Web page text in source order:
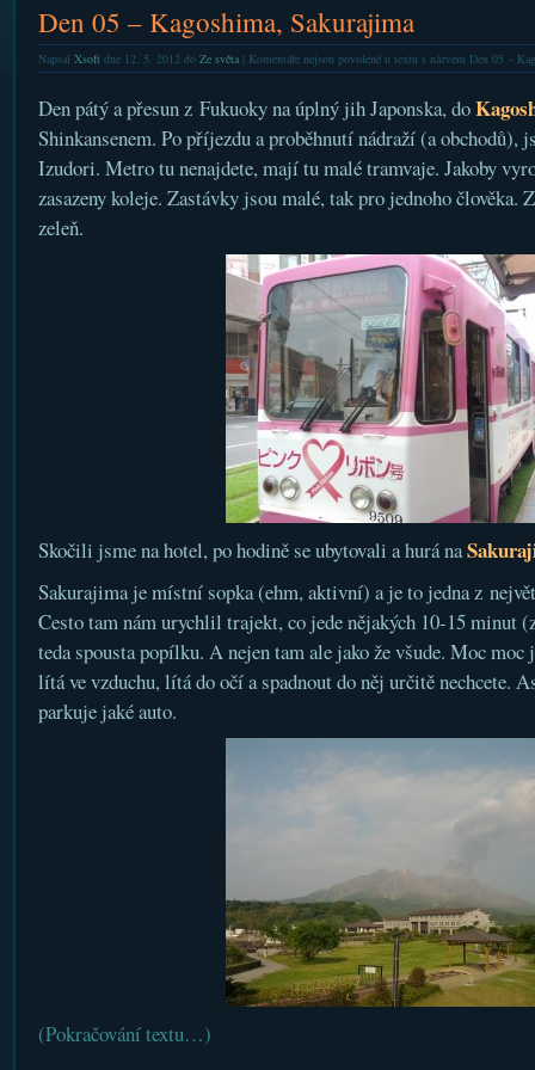
Den 05 – Kagoshima, Sakurajima
Napsal Xsoftdne 12. 5. 2012 do Ze světa| Komentáře nejsou povolenéu textu s názvem Den 05 –
Den pátý a přesun z Fukuoky na úplný jih Japonska, do
Shinkansenem. Po příjezdu a proběhnutí nádraží (a obchodů),
Izudori. Metro tu nenajdete, mají tu malé tramvaje. Jakoby
zasazeny koleje. Zastávky jsou malé, tak pro jednoho člověka.
zeleň.
Skočili jsme na hotel, po hodině se ubytovali a hurá na
Sakurajima je místní sopka (ehm, aktivní) a je to jedna z
Cesto tam nám urychlil trajekt, co jede nějakých 10-15 minut
teda spousta popílku. A nejen tam ale jako že všude. Moc
lítá ve vzduchu, lítá do očí a spadnout do něj určitě nechcete.
parkuje jaké auto.
(Pokračování textu…)